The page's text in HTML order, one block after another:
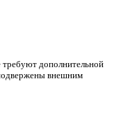
требуют дополнительной
внешним